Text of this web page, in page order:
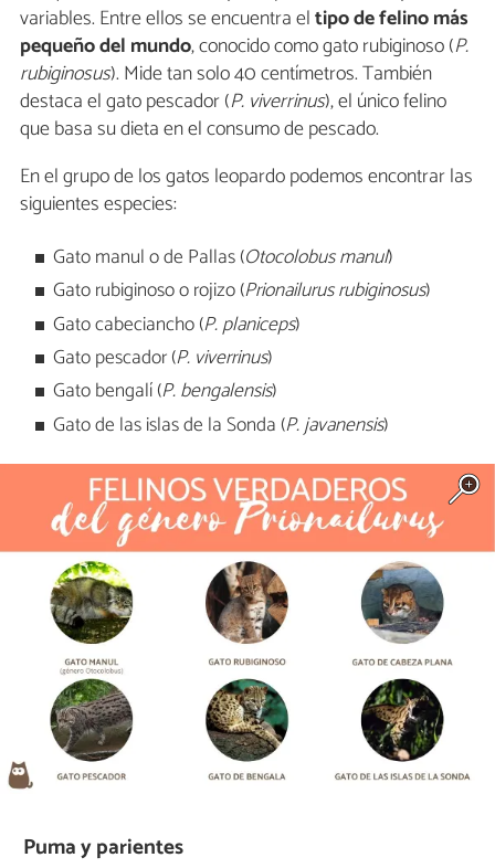
variables. Entre ellos se encuentra eltipo defelino más
pequeño del mundo, conocido como gato rubiginoso (P.
rubiginosus). Mide tan solo 40 centímetros. También
destaca el gato pescador (P. viverrinus), el único felino
que basa su dieta en el consumo de pescado.
En el grupo de los gatos leopardo podemos encontrar las
siguientes especies:
Gato manul o de Pallas (Otocolobus manul)
Gato rubiginoso o rojizo (Prionailurus rubiginosus)
Gato cabeciancho (P. planiceps)
Gato pescador (P. viverrinus)
Gato bengalí (P. bengalensis)
Gato de las islas de la Sonda (P. javanensis)
Puma y parientes